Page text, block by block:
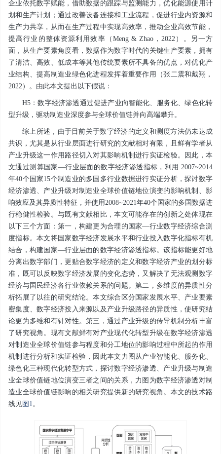
企业依托数字赋能，借助数据的跟踪与监测能力，优化能源使用计
划和生产计划；通过改善设备连接和工业流程，促进行业内资源和
生产力共享，从而在生产过程中实现高效率，推动企业高效节能，
提高行业的整体资源利用效率（Meng & Zhao，2022）。另一方
面，从生产要素角度看，数据作为数字时代的关键生产要素，拥有
了清洁、高效、低成本等其他传统要素所不具备的优点，对优化产
业结构、提高制造业绿色化进程发挥着重要作用（张二震和戴翔，
2022）。由此本文提出以下假说：
H5：数字经济渗透通过促进产业向智能化、服务化、绿色化转
型升级，驱动制造业深度参与全球价值链并向高端攀升。
综上所述，由于目前关于数字经济的定义和测度方法仍未达成
共识，尤其是从行业层面进行研究的文献相对有限，且鲜有学者从
产业升级这一作用路径切入对其影响机制进行实证检验。因此，本
文通过测算国家—行业层面的数字经济渗透指标，利用 2007~2014
年40个国家15个制造业的多国多行业数据进行实证分析，探讨数字
经济渗透、产业升级对制造业全球价值链地位演变的影响机制、影
响效应及其异质性特征，并使用2008~2021年40个国家的多国数据进
行稳健性检验。与既有文献相比，本文可能存在的创新之处体现在
以下三个方面：第一，构建更为合理的国家—行业数字经济综合测
度指标。本文将国家数字经济发展水平和行业投入数字化指标有机
结合，构建国家—行业层面的数字经济渗透指标。该指标能更好地
分离出数字部门，更贴合数字经济的定义和数字经济产业的划分标
准，既可以反映数字经济发展的变化态势，又解决了无法观测数字
经济与国民经济各行业依赖关系的问题。第二，多维度的异质性分
析拓展了以往的研究结论。本文综合区分国家发展水平、产业要素
密集度、数字经济投入来源以及产业升级路径的异质性，使研究结
论更为多维和有针对性。第三，通过产业升级的传导机制分析丰富
了研究视角。现有文献鲜有对产业现代化转型升级在数字经济渗透
对制造业全球价值链参与程度和分工地位的影响过程中所起的作用
机制进行分析和实证检验，因此本文力图从产业智能化、服务化、
绿色化三种现代化转型方式，探讨数字经济渗透、产业升级与制造
业全球价值链地位演变三者之间的关系，力图为数字经济渗透对制
造业全球价值链影响的相关研究提供新的研究视角。本文的技术路
线见图1。